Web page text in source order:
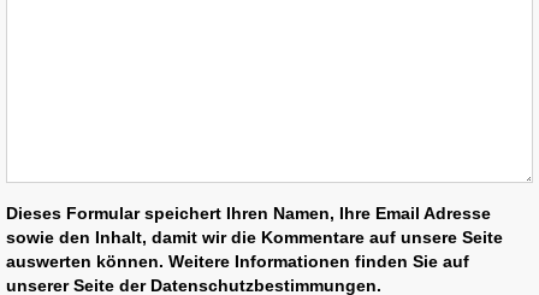
Dieses Formular speichert Ihren Namen, Ihre Email Adresse
sowie den Inhalt, damit wir die Kommentare auf unsere Seite
auswerten können. Weitere Informationen finden Sie auf
unserer Seite der Datenschutzbestimmungen.